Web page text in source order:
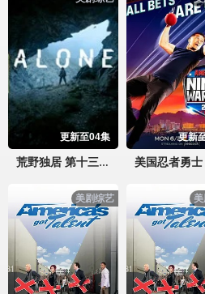
更新至04集
荒野独居 第十三季
更新
美剧综艺